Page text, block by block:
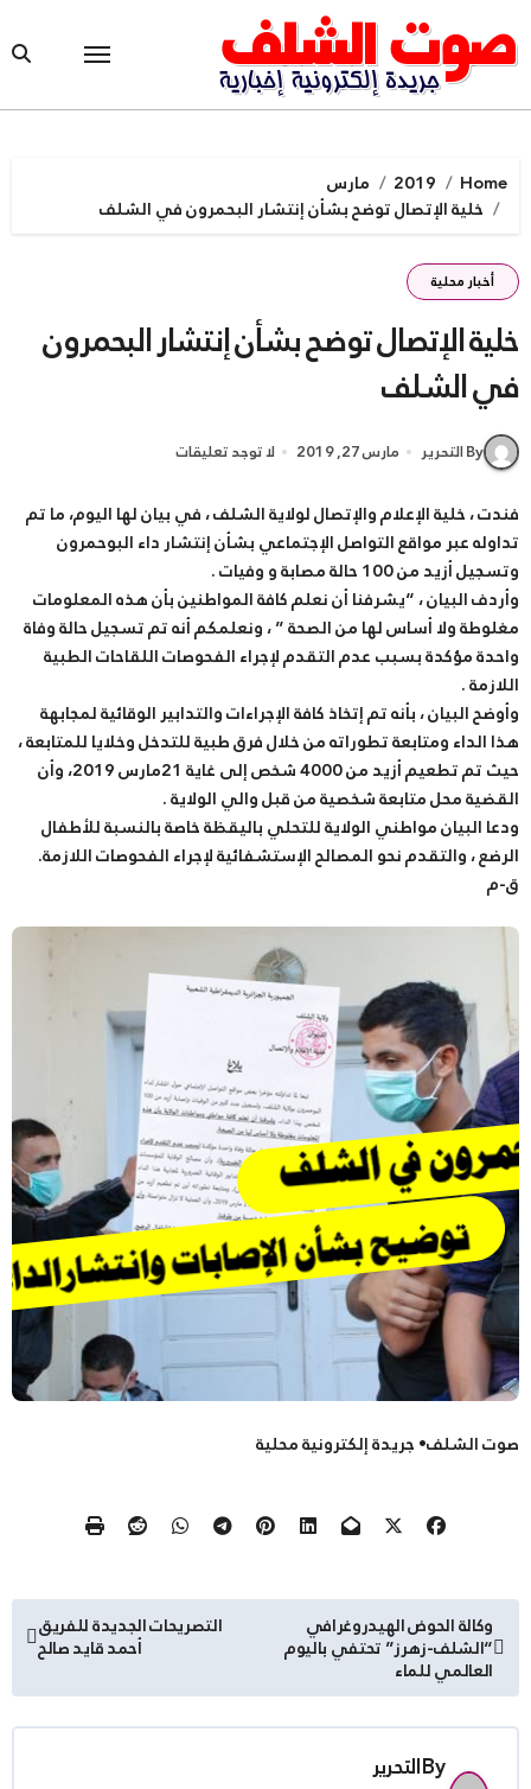
to
content
Home
2019
مارس
خلية الإتصال توضح بشأن إنتشار البحمرون في الشلف
أخبار محلية
خلية الإتصال توضح بشأن إنتشار البحمرون
في الشلف
By التحرير مارس 27, 2019 لا توجد تعليقات
فندت ، خلية الإعلام والإتصال لولاية الشلف ، في بيان لها اليوم، ما تم
تداوله عبر مواقع التواصل الإجتماعي بشأن إنتشار داء البوحمرون
وتسجيل أزيد من 100 حالة مصابة و وفيات .
وأردف البيان ، “يشرفنا أن نعلم كافة المواطنين بأن هذه المعلومات
مغلوطة ولا أساس لها من الصحة ” ، ونعلمكم أنه تم تسجيل حالة وفاة
واحدة مؤكدة بسبب عدم التقدم لإجراء الفحوصات اللقاحات الطبية
اللازمة .
وأوضح البيان ، بأنه تم إتخاذ كافة الإجراءات والتدابير الوقائية لمجابهة
هذا الداء ومتابعة تطوراته من خلال فرق طبية للتدخل وخلايا للمتابعة ،
حيث تم تطعيم أزيد من 4000 شخص إلى غاية 21مارس 2019، وأن
القضية محل متابعة شخصية من قبل والي الولاية .
ودعا البيان مواطني الولاية للتحلي باليقظة خاصة بالنسبة للأطفال
الرضع ، والتقدم نحو المصالح الإستشفائية لإجراء الفحوصات اللازمة.
ق-م
صوت الشلف• جريدة إلكترونية محلية
تصفّح
المقالات
وكالة الحوض الهيدروغرافي
“الشلف-زهرز” تحتفي باليوم
العالمي للماء
التصريحات الجديدة للفريق
أحمد قايد صالح
Byالتحرير